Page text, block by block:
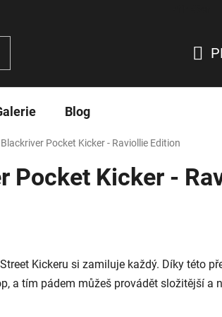
Blog
Blackriver Pocket Kicker - Raviollie Edition
Pocket Kicker -
Kickeru si zamiluje každý. Díky této
a tím pádem můžeš provádět složitější a